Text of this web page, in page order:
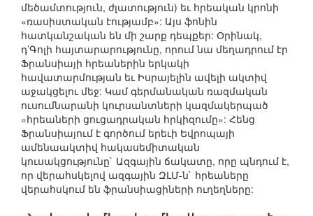
մեծամտություն, ժլատություն) եւ հրեական կրոնի
«ռասիստական էությամբ»: Այս ֆոնին
հատկանշական են մի շարք դեպքեր: Օրինակ,
դ’Գոլի հայտարարությունը, որում նա մեղադրում էր
Ֆրանսիայի հրեաներին երկակի
հավատարմության եւ Իսրայելին ավելի ակտիվ
աջակցելու մեջ: Կամ գերմանական ռազմական
ուսումնարանի կուրսանտների կազմակերպած
«հրեաների ցուցադրական հրկիզումը»: Հենց
Ֆրանսիայում է գործում երեւի Եվրոպայի
ամենաակտիվ հակասեմիտական
կուսակցությունը` Ազգային ճակատը, որը պնդում է,
որ վերահսկելով ազգային ԶԼՄ-ն` հրեաները
վերահսկում են ֆրանսիացիների ուղեղները: